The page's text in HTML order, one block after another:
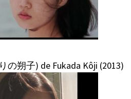
の朔子) de Fukada Kôji (2013)